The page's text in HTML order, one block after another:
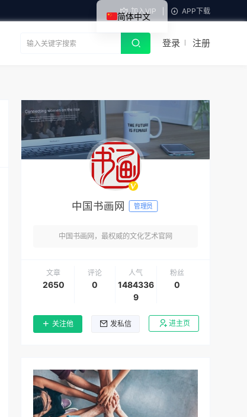
加入VIP APP下载
登录 注册
中国书画网 管理员
中国书画网，最权威的文化艺术官网
文章
2650
评论
0
人气
1484336
9
粉丝
0
关注他 发私信 进主页
简体中文